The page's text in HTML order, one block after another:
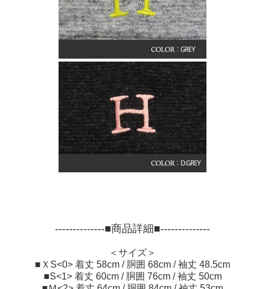
--------------■商品詳細■--------------
＜サイズ＞
■ＸS<0> 着丈 58cm / 胴囲 68cm / 袖丈 48.5cm
■S<1> 着丈 60cm / 胴囲 76cm / 袖丈 50cm